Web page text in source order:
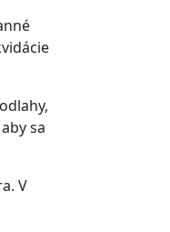
sa
V